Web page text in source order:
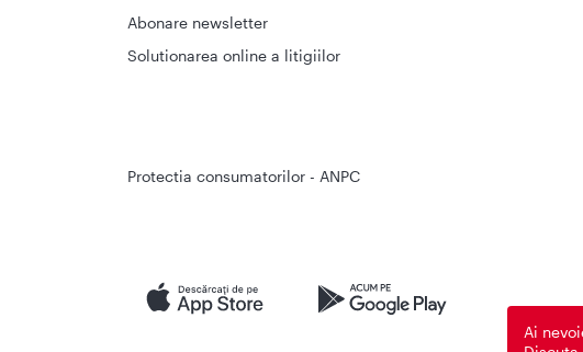
Abonare newsletter
Solutionarea online a litigiilor
Protectia consumatorilor - ANPC
Ai